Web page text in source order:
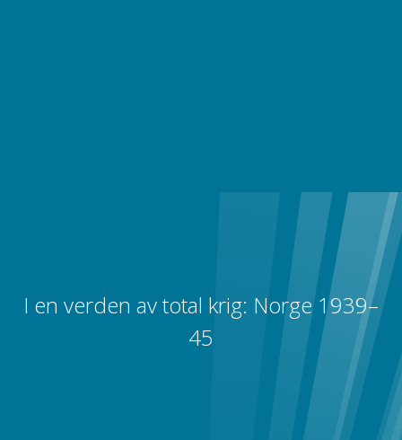
I en verden av total krig: Norge 1939–
45